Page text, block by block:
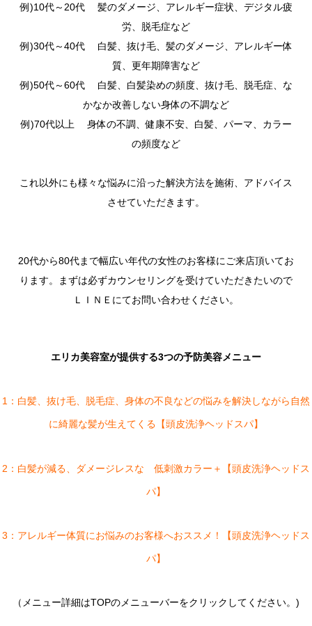
例)10代～20代 髪のダメージ、アレルギー症状、デジタル疲
労、脱毛症など
例)30代～40代 白髪、抜け毛、髪のダメージ、アレルギー体
質、更年期障害など
例)50代～60代 白髪、白髪染めの頻度、抜け毛、脱毛症、な
かなか改善しない身体の不調など
例)70代以上 身体の不調、健康不安、白髪、パーマ、カラー
の頻度など
これ以外にも様々な悩みに沿った解決方法を施術、アドバイス
させていただきます。
20代から80代まで幅広い年代の女性のお客様にご来店頂いてお
ります。まずは必ずカウンセリングを受けていただきたいので
ＬＩＮＥにてお問い合わせください。
エリカ美容室が提供する3つの予防美容メニュー
1：白髪、抜け毛、脱毛症、身体の不良などの悩みを解決しながら自然
に綺麗な髪が生えてくる【頭皮洗浄ヘッドスパ】
2：白髪が減る、ダメージレスな 低刺激カラー＋【頭皮洗浄ヘッドス
パ】
3：アレルギー体質にお悩みのお客様へおススメ！【頭皮洗浄ヘッドス
パ】
（メニュー詳細はTOPのメニューバーをクリックしてください。)